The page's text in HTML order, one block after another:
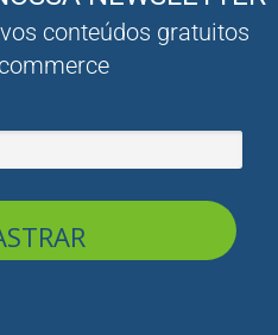
conteúdos gratuitos